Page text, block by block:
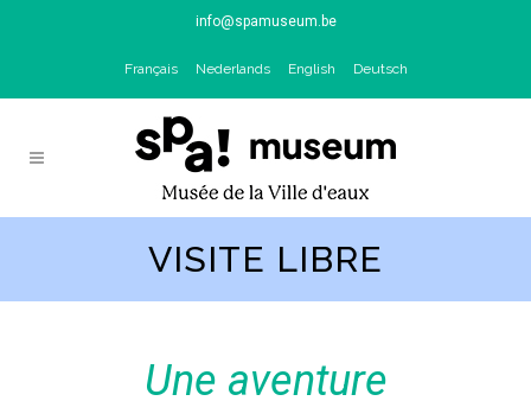
info@spamuseum.be
Français Nederlands English Deutsch
VISITE LIBRE
Une aventure